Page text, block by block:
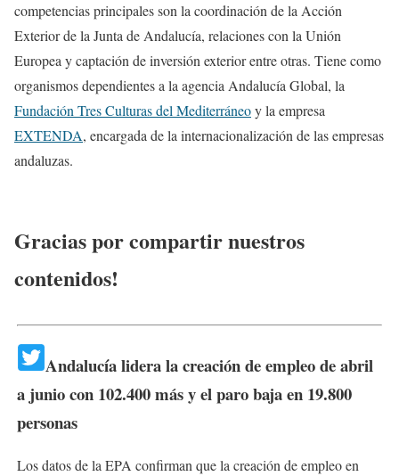
competencias principales son la coordinación de la Acción
Exterior de la Junta de Andalucía, relaciones con la Unión
Europea y captación de inversión exterior entre otras. Tiene como
organismos dependientes a la agencia Andalucía Global, la
Fundación Tres Culturas del Mediterráneoy la empresa
EXTENDA, encargada de la internacionalización de las empresas
andaluzas.
Gracias por compartir nuestros
contenidos!
Andalucía lidera la creación de empleo de abril
a junio con 102.400 más y el paro baja en 19.800
personas
Los datos de la EPA confirman que la creación de empleo en